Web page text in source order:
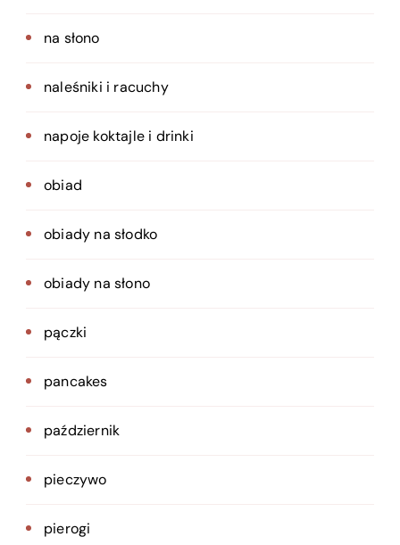
na słono
naleśniki i racuchy
napoje koktajle i drinki
obiad
obiady na słodko
obiady na słono
pączki
pancakes
październik
pieczywo
pierogi